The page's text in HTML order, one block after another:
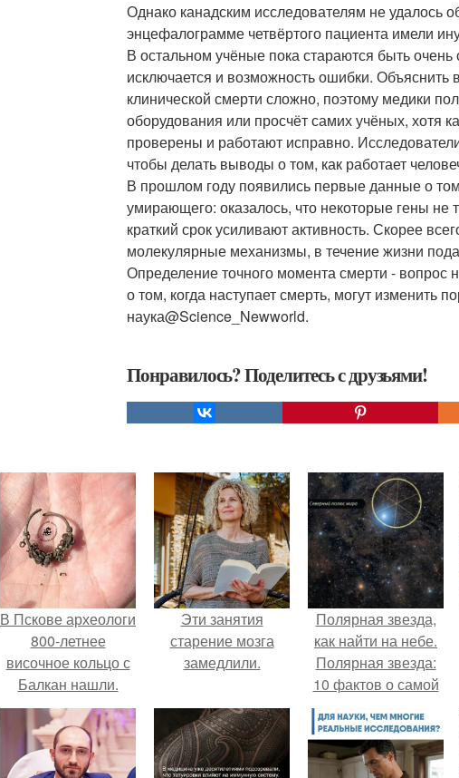
Однако канадским исследователям не удалось
энцефалограмме четвёртого пациента имели
В остальном учёные пока стараются быть
исключается и возможность ошибки. Объяснить
клинической смерти сложно, поэтому медики
оборудования или просчёт самих учёных, хотя
проверены и работают исправно.
чтобы делать выводы о том, как работает
В прошлом году появились первые данные о
умирающего: оказалось, что некоторые гены
краткий срок усиливают активность. Скорее
молекулярные механизмы, в течение жизни
Определение точного момента смерти - вопрос
о том, когда наступает смерть, могут изменить
наука@Science_Newworld.
Понравилось? Поделитесь с друзьями!
В Пскове археологи
800-летнее
височное кольцо с
Балкан нашли.
Эти занятия
старение мозга
замедлили.
Полярная звезда,
как найти на небе.
Полярная звезда:
10 фактов о самой
ночного неба.